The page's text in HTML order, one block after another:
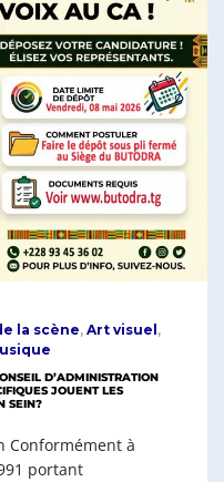
la scène, Art visuel ,
D’ADMINISTRATION
JOUENT LES
SEIN?
Conformément à
portant